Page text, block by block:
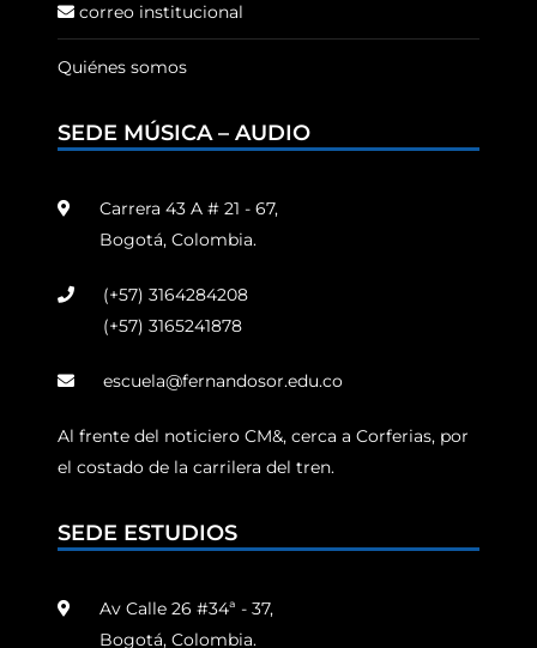
correo institucional
Quiénes somos
SEDE MÚSICA – AUDIO
Carrera 43 A # 21 - 67,
Bogotá, Colombia.
(+57) 3164284208
(+57) 3165241878
escuela@fernandosor.edu.co
Al frente del noticiero CM&, cerca a Corferias, por
el costado de la carrilera del tren.
SEDE ESTUDIOS
Av Calle 26 #34ª - 37,
Bogotá, Colombia.